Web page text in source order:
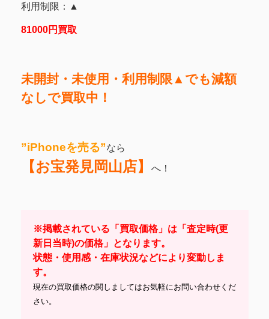
利用制限：▲
81000円買取
未開封・未使用・利用制限▲でも減額
なしで買取中！
”iPhoneを売る”なら
【お宝発見岡山店】 へ！
※掲載されている「買取価格」は「査定時(更
新日当時)の価格」となります。
状態・使用感・在庫状況などにより変動しま
す。
現在の買取価格の関しましてはお気軽にお問い合わせくだ
さい。